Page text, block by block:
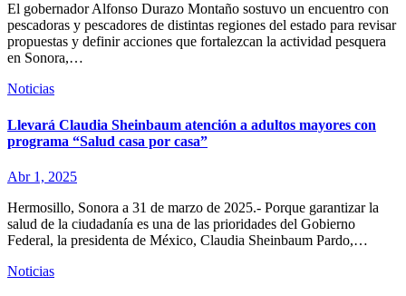
El gobernador Alfonso Durazo Montaño sostuvo un encuentro con
pescadoras y pescadores de distintas regiones del estado para revisar
propuestas y definir acciones que fortalezcan la actividad pesquera
en Sonora,…
Noticias
Llevará Claudia Sheinbaum atención a adultos mayores con
programa “Salud casa por casa”
Abr 1, 2025
Hermosillo, Sonora a 31 de marzo de 2025.- Porque garantizar la
salud de la ciudadanía es una de las prioridades del Gobierno
Federal, la presidenta de México, Claudia Sheinbaum Pardo,…
Noticias